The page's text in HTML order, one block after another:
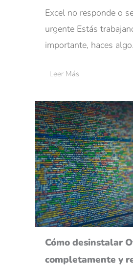
Excel no responde o
urgente Estás
importante, haces
Leer Más
Cómo desinstalar
completamente y